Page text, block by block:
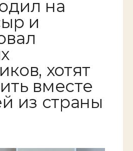
на
и
хотят
вместе
из страны